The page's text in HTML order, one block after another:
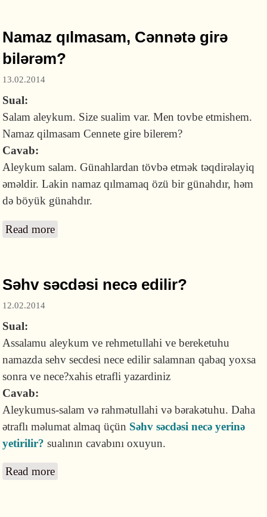
Namaz qılmasam, Cənnətə girə
bilərəm?
13.02.2014
Sual:
Salam aleykum. Size sualim var. Men tovbe etmishem.
Namaz qilmasam Cennete gire bilerem?
Cavab:
Aleykum salam. Günahlardan tövbə etmək təqdirəlayiq
əməldir. Lakin namaz qılmamaq özü bir günahdır, həm
də böyük günahdır.
Read more
Səhv səcdəsi necə edilir?
12.02.2014
Sual:
Assalamu aleykum ve rehmetullahi ve bereketuhu
namazda sehv secdesi nece edilir salamnan qabaq yoxsa
sonra ve nece?xahis etrafli yazardiniz
Cavab:
Aleykumus-salam və rahmətullahi və bərakətuhu. Daha
ətraflı məlumat almaq üçün Səhv səcdəsi necə yerinə
yetirilir? sualının cavabını oxuyun.
Read more